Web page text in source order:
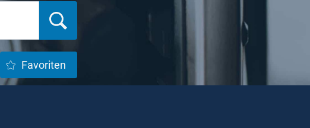
Favoriten